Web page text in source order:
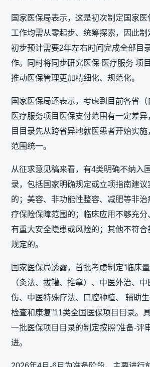
国家医保局表示，这是初次制定国家
工作均需从零起步、统筹探索，因此制
初步预计需要2年左右时间完成全部目
作。同时将同步研究医保 医疗服务 项
推动医保管理更加精细化、规范化。
国家医保局还表示，考虑到目前各省（
医疗服务项目医保支付范围有一定差
目目录先从跨省异地就医患者开始实施
范围统一。
从征求意见稿来看，有4类明确不纳入
录，包括国家明确规定或立项指南建
的；美容、非功能性整容、减肥等非
疗保险保障范围的；临床应用不够充
有重大安全隐患或风险的；其他不符合
规定的。
国家医保局透露，首批考虑制定“临床
（灸法、拔罐、推拿）、中医外治、
伤、中医特殊疗法、口腔种植、 辅助
检查和康复”11类全国医保项目目录。
一批医保项目目录的制定按照“准备-评
进。